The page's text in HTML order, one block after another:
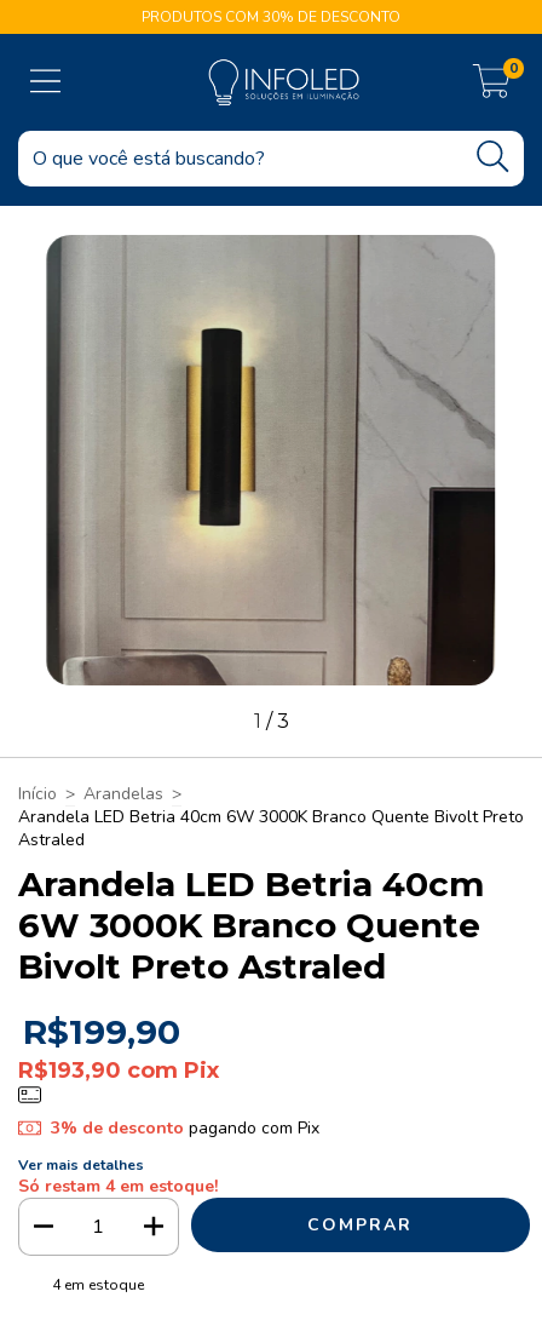
PRODUTOS COM 30% DE DESCONTO
0
1 /3
Início > Arandelas >
Arandela LED Betria 40cm 6W 3000K Branco Quente Bivolt Preto
Astraled
Arandela LED Betria 40cm
6W 3000K Branco Quente
Bivolt Preto Astraled
R$199,90
R$193,90 com Pix
3% de desconto pagando com Pix
Ver mais detalhes
Só restam 4em estoque!
4em estoque